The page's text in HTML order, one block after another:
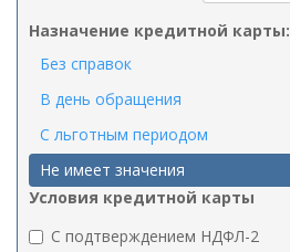
Назначение кредитной карты:
Без справок
В день обращения
С льготным периодом
Не имеет значения
Условия кредитной карты
C подтверждением НДФЛ-2